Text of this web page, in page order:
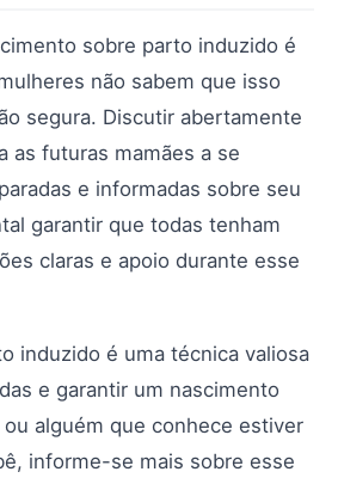
sobre parto induzido é
não sabem que isso
segura. Discutir abertamente
as futuras mamães a se
e informadas sobre seu
garantir que todas tenham
claras e apoio durante esse
induzido é uma técnica valiosa
e garantir um nascimento
alguém que conhece estiver
informe-se mais sobre esse